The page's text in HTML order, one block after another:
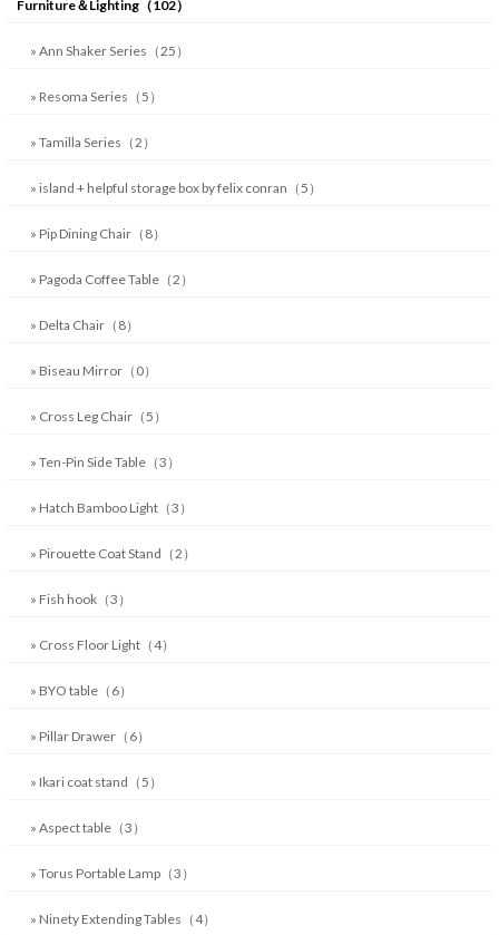
Furniture＆Lighting（102）
» Ann Shaker Series（25）
» Resoma Series（5）
» Tamilla Series（2）
» island + helpful storage box by felix conran（5）
» Pip Dining Chair（8）
» Pagoda Coffee Table（2）
» Delta Chair（8）
» Biseau Mirror（0）
» Cross Leg Chair（5）
» Ten-Pin Side Table（3）
» Hatch Bamboo Light（3）
» Pirouette Coat Stand（2）
» Fish hook（3）
» Cross Floor Light（4）
» BYO table（6）
» Pillar Drawer（6）
» Ikari coat stand（5）
» Aspect table（3）
» Torus Portable Lamp（3）
» Ninety Extending Tables（4）